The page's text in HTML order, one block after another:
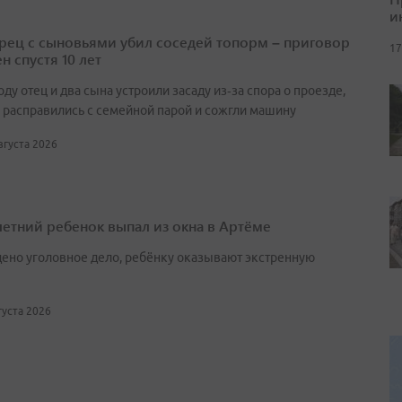
с сыновьями убил соседей топорм – приговор
спустя 10 лет
отец и два сына устроили засаду из‑за спора о проезде,
с семейной парой и сожгли машину
2026
ребенок выпал из окна в Артёме
уголовное дело, ребёнку оказывают экстренную
2026